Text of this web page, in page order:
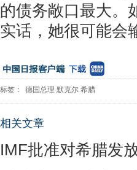
的债务敞口最大。
实话，她很可能会
标签： 德国总理 默克尔 希腊
相关文章
IMF批准对希腊发